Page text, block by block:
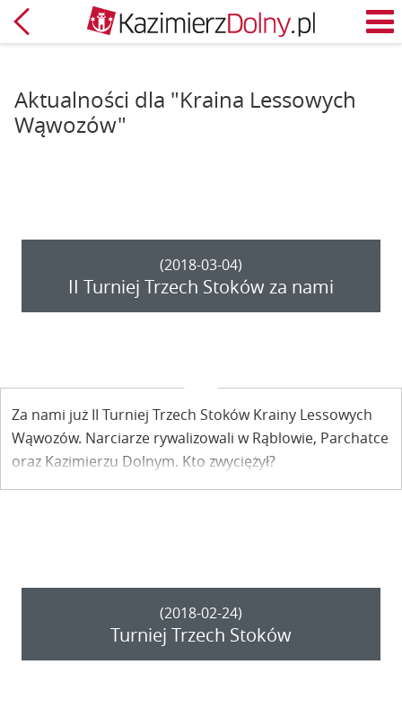
Powrót
Aktualności dla "Kraina Lessowych
Wąwozów"
(2018-03-04)
II Turniej Trzech Stoków za nami
Za nami już II Turniej Trzech Stoków Krainy Lessowych
Wąwozów. Narciarze rywalizowali w Rąblowie, Parchatce
oraz Kazimierzu Dolnym. Kto zwyciężył?
(2018-02-24)
Turniej Trzech Stoków